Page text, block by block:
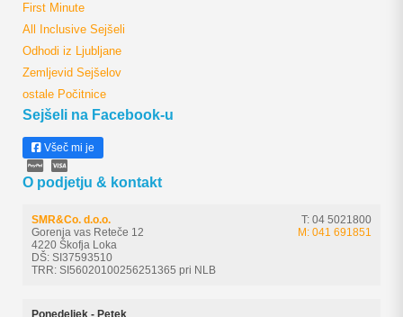
First Minute
All Inclusive Sejšeli
Odhodi iz Ljubljane
Zemljevid Sejšelov
ostale Počitnice
Sejšeli na Facebook-u
Všeč mi je
O podjetju & kontakt
SMR&Co. d.o.o.
Gorenja vas Reteče 12
4220 Škofja Loka
DŠ: SI37593510
TRR: SI56020100256251365 pri NLB
T: 04 5021800
M: 041 691851
Ponedeljek - Petek